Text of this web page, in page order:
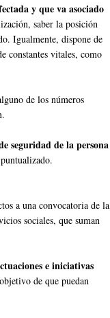
y que va asociado
saber la posición
Igualmente, dispone de
constantes vitales, como
de los números
seguridad de la persona
a una convocatoria de la
sociales, que suman
e iniciativas
de que puedan